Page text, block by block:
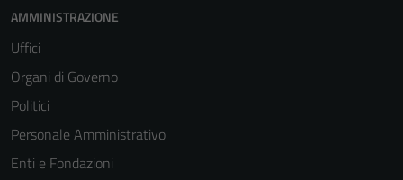
AMMINISTRAZIONE
Uffici
Organi di Governo
Politici
Personale Amministrativo
Enti e Fondazioni